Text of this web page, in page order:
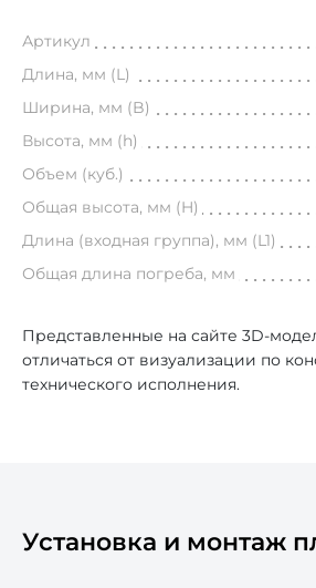
Артикул
Длина, мм (L)
Ширина, мм (B)
Высота, мм (h)
Объем (куб.)
Общая высота, мм (H)
Длина (входная группа), мм (L1)
Общая длина погреба, мм
Представленные на сайте 3D-
отличаться от визуализации по
технического исполнения.
Установка и монтаж